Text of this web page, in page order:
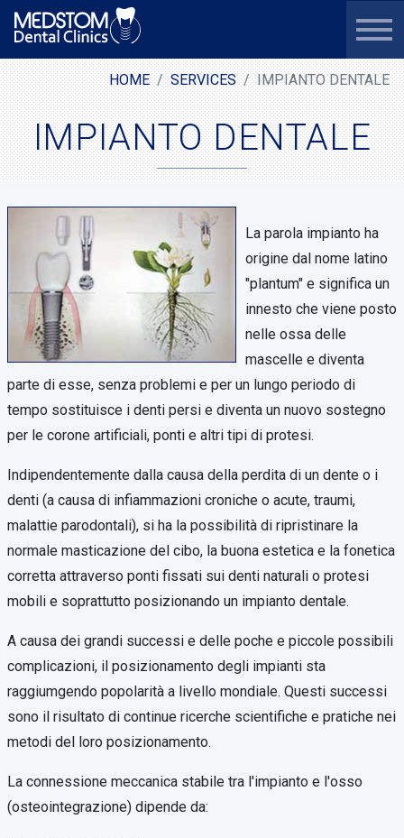
HOME SERVICES IMPIANTO DENTALE
IMPIANTO DENTALE
La parola impianto ha
origine dal nome latino
"plantum" e significa un
innesto che viene posto
nelle ossa delle
mascelle e diventa
parte di esse, senza problemi e per un lungo periodo di
tempo sostituisce i denti persi e diventa un nuovo sostegno
per le corone artificiali, ponti e altri tipi di protesi.
Indipendentemente dalla causa della perdita di un dentе o i
denti (a causa di infiammazioni croniche o acute, traumi,
malattie parodontali), si ha la possibilità di ripristinare la
normale masticazione del cibo, la buona estetica e la fonetica
corretta attraverso ponti fissati sui denti naturali o protesi
mobili e soprattutto posizionando un impianto dentale.
A causa dei grandi successi e delle poche e piccole possibili
complicazioni, il posizionamento degli impianti sta
raggiumgendo popolarità a livello mondiale. Questi successi
sono il risultato di continue ricerche scientifiche e pratiche nei
metodi del loro posizionamento.
La connessione meccanica stabile tra l'impianto e l'osso
(osteointegrazione) dipende da: